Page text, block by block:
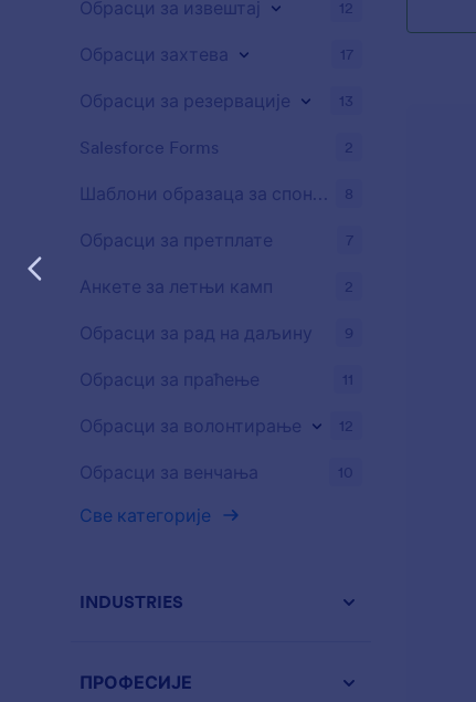
Обрасци за извештај 12
Обрасци захтева 17
Обрасци за резервације 13
Salesforce Forms 2
Шаблони образаца за спонзорство 8
Обрасци за претплате 7
Анкете за летњи камп 2
Обрасци за рад на даљину 9
Обрасци за праћење 11
Обрасци за волонтирање 12
Обрасци за венчања 10
Све категорије
INDUSTRIES
ПРОФЕСИЈЕ